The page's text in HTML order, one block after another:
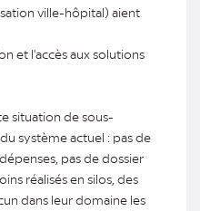
ville-hôpital) aient
et l'accès aux solutions
situation de sous-
système actuel : pas de
pas de dossier
réalisés en silos, des
dans leur domaine les